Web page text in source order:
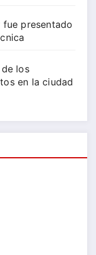
presentado
los
en la ciudad